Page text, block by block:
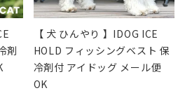
剤
【 犬 ひんやり 】IDOG ICE
HOLD フィッシングベスト 保
冷剤付 アイドッグ メール便
OK